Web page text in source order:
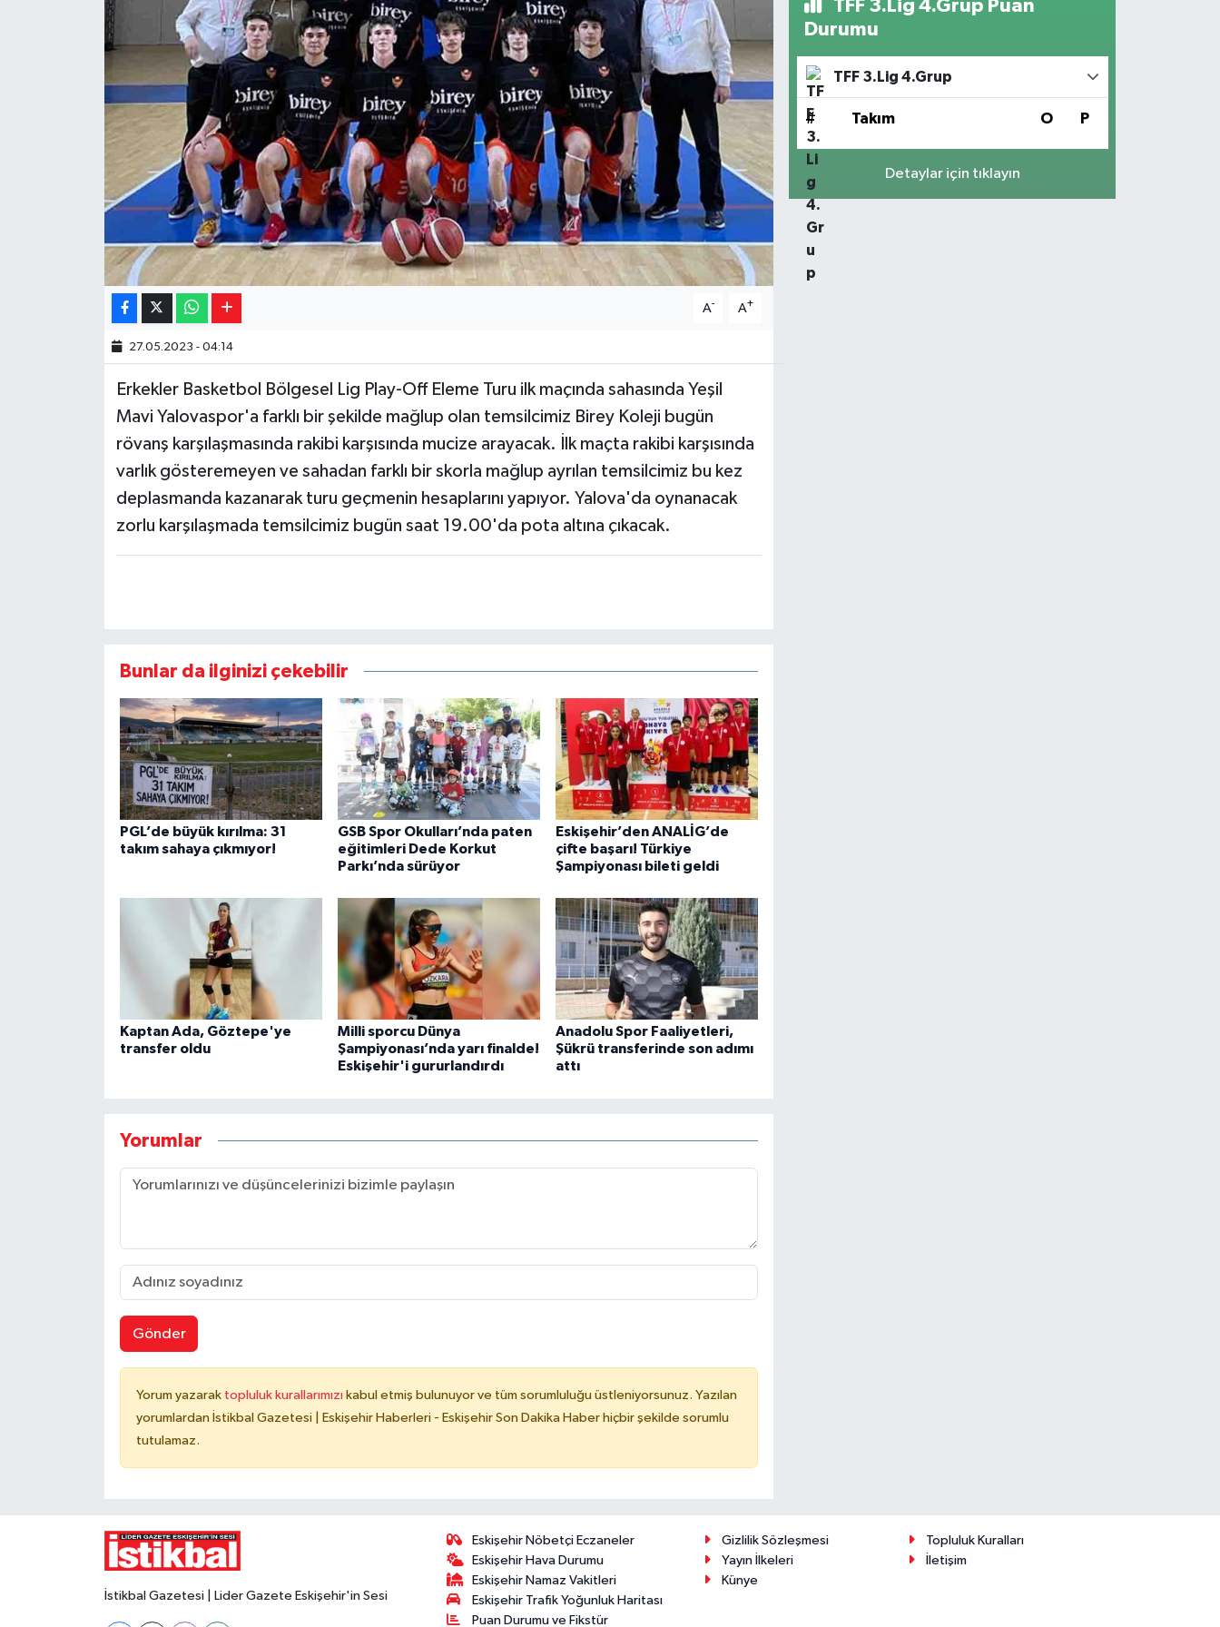
A- A+
27.05.2023 - 04:14
Erkekler Basketbol Bölgesel Lig Play-Off Eleme Turu ilk maçında sahasında Yeşil
Mavi Yalovaspor'a farklı bir şekilde mağlup olan temsilcimiz Birey Koleji bugün
rövanş karşılaşmasında rakibi karşısında mucize arayacak. İlk maçta rakibi karşısında
varlık gösteremeyen ve sahadan farklı bir skorla mağlup ayrılan temsilcimiz bu kez
deplasmanda kazanarak turu geçmenin hesaplarını yapıyor. Yalova'da oynanacak
zorlu karşılaşmada temsilcimiz bugün saat 19.00'da pota altına çıkacak.
Bunlar da ilginizi çekebilir
PGL’de büyük kırılma: 31
takım sahaya çıkmıyor!
GSB Spor Okulları’nda paten
eğitimleri Dede Korkut
Parkı’nda sürüyor
Eskişehir’den ANALİG’de
çifte başarı! Türkiye
Şampiyonası bileti geldi
Kaptan Ada, Göztepe'ye
transfer oldu
Milli sporcu Dünya
Şampiyonası’nda yarı finalde!
Eskişehir'i gururlandırdı
Anadolu Spor Faaliyetleri,
Şükrü transferinde son adımı
attı
Yorumlar
Gönder
Yorum yazarak topluluk kurallarımızı kabul etmiş bulunuyor ve tüm sorumluluğu üstleniyorsunuz. Yazılan
yorumlardan İstikbal Gazetesi | Eskişehir Haberleri - Eskişehir Son Dakika Haber hiçbir şekilde sorumlu
tutulamaz.
TFF 3.Lig 4.Grup Puan
Durumu
TFF 3.Lig 4.Grup
# Takım O P
Detaylar için tıklayın
İstikbal Gazetesi | Lider Gazete Eskişehir'in Sesi
Eskişehir Nöbetçi Eczaneler
Eskişehir Hava Durumu
Eskişehir Namaz Vakitleri
Eskişehir Trafik Yoğunluk Haritası
Puan Durumu ve Fikstür
Gizlilik Sözleşmesi
Topluluk Kuralları
Yayın İlkeleri
İletişim
Künye
Resmi ilanlar